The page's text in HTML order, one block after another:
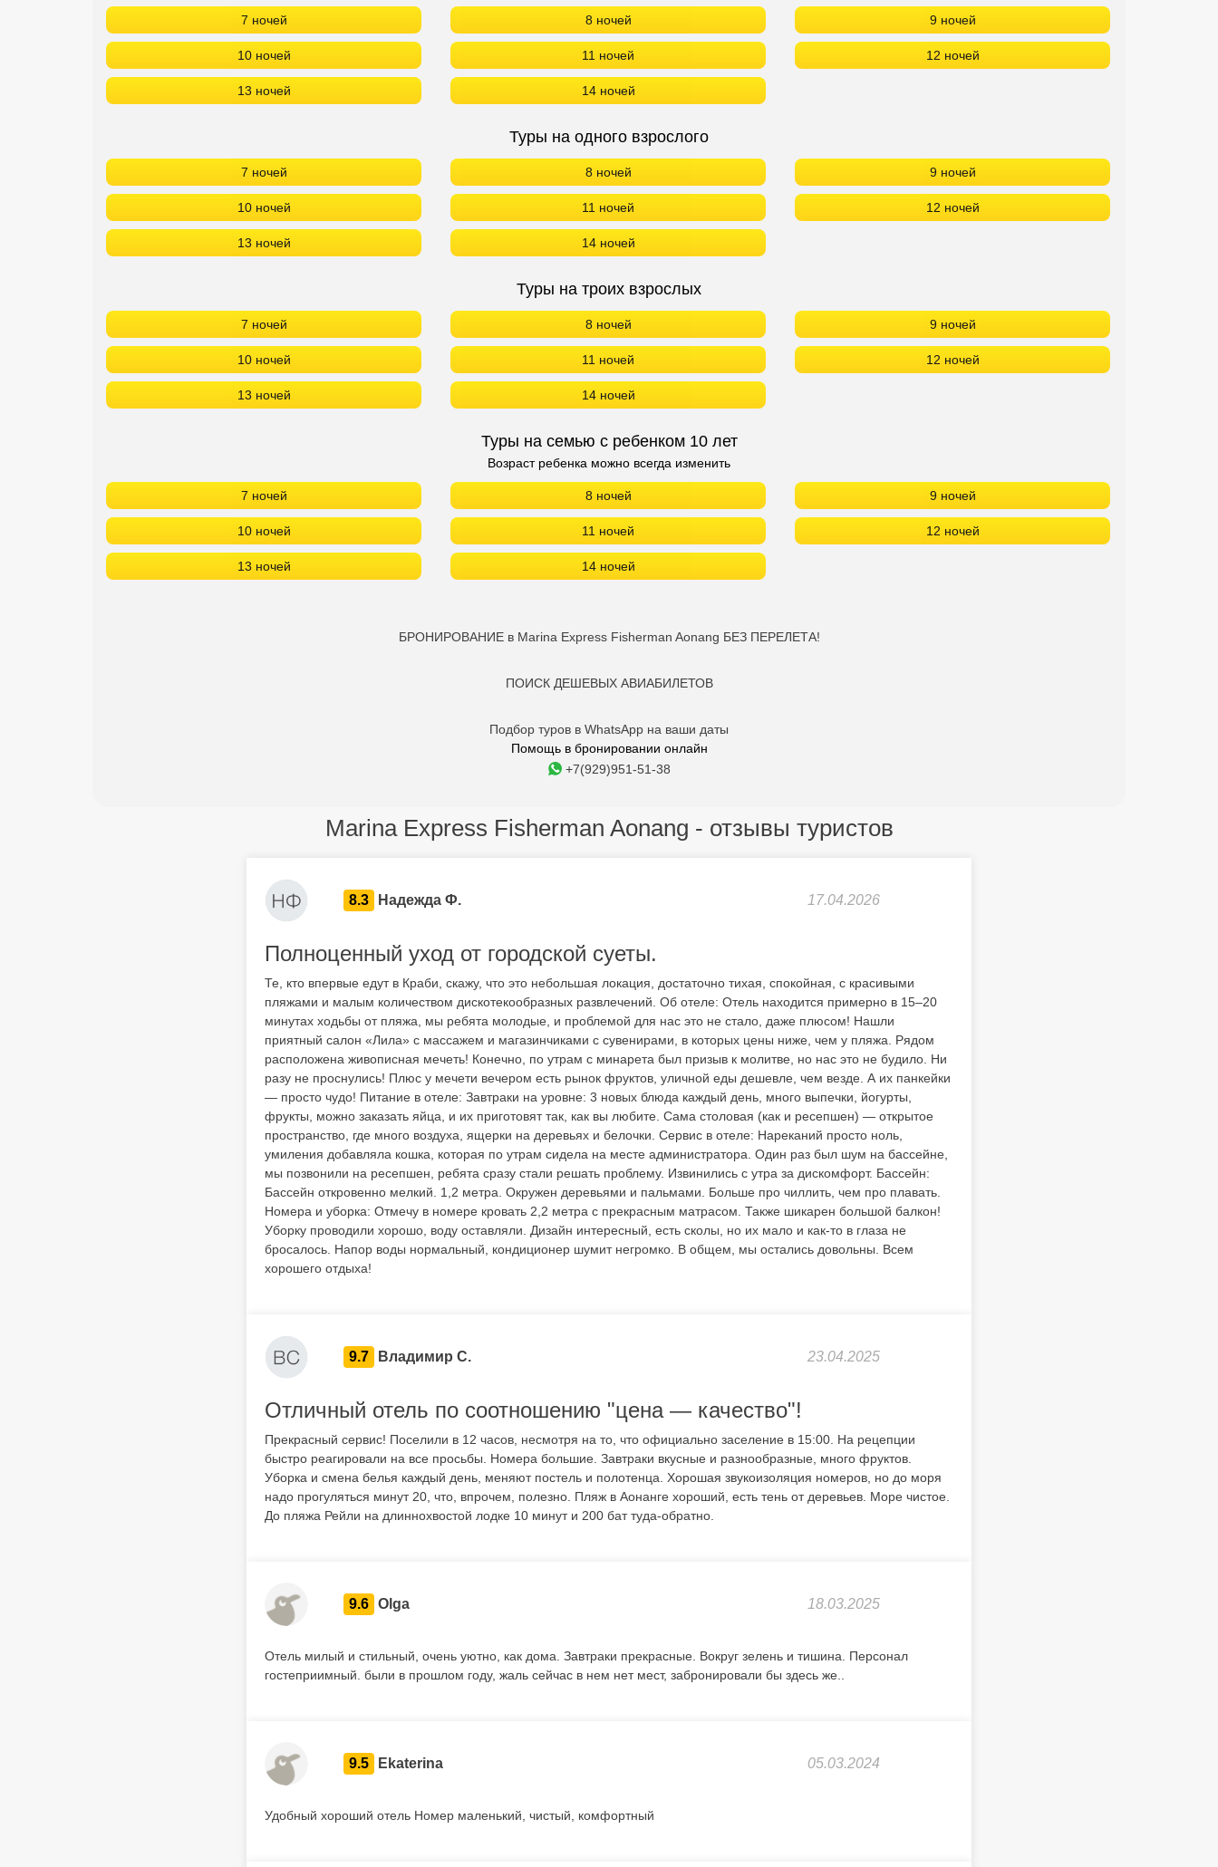
7 ночей 8 ночей 9 ночей
10 ночей 11 ночей 12 ночей
13 ночей 14 ночей
Туры на одного взрослого
7 ночей 8 ночей 9 ночей
10 ночей 11 ночей 12 ночей
13 ночей 14 ночей
Туры на троих взрослых
7 ночей 8 ночей 9 ночей
10 ночей 11 ночей 12 ночей
13 ночей 14 ночей
Туры на семью с ребенком 10 лет
Возраст ребенка можно всегда изменить
7 ночей 8 ночей 9 ночей
10 ночей 11 ночей 12 ночей
13 ночей 14 ночей
БРОНИРОВАНИЕ в Marina Express Fisherman Aonang БЕЗ ПЕРЕЛЕТА!
ПОИСК ДЕШЕВЫХ АВИАБИЛЕТОВ
Подбор туров в WhatsApp на ваши даты
Помощь в бронировании онлайн
+7(929)951-51-38
Marina Express Fisherman Aonang - отзывы туристов
8.3 Надежда Ф. 17.04.2026
Полноценный уход от городской суеты.
Те, кто впервые едут в Краби, скажу, что это небольшая локация, достаточно тихая, спокойная, с красивыми
пляжами и малым количеством дискотекообразных развлечений. Об отеле: Отель находится примерно в 15–20
минутах ходьбы от пляжа, мы ребята молодые, и проблемой для нас это не стало, даже плюсом! Нашли
приятный салон «Лила» с массажем и магазинчиками с сувенирами, в которых цены ниже, чем у пляжа. Рядом
расположена живописная мечеть! Конечно, по утрам с минарета был призыв к молитве, но нас это не будило. Ни
разу не проснулись! Плюс у мечети вечером есть рынок фруктов, уличной еды дешевле, чем везде. А их панкейки
— просто чудо! Питание в отеле: Завтраки на уровне: 3 новых блюда каждый день, много выпечки, йогурты,
фрукты, можно заказать яйца, и их приготовят так, как вы любите. Сама столовая (как и ресепшен) — открытое
пространство, где много воздуха, ящерки на деревьях и белочки. Сервис в отеле: Нареканий просто ноль,
умиления добавляла кошка, которая по утрам сидела на месте администратора. Один раз был шум на бассейне,
мы позвонили на ресепшен, ребята сразу стали решать проблему. Извинились с утра за дискомфорт. Бассейн:
Бассейн откровенно мелкий. 1,2 метра. Окружен деревьями и пальмами. Больше про чиллить, чем про плавать.
Номера и уборка: Отмечу в номере кровать 2,2 метра с прекрасным матрасом. Также шикарен большой балкон!
Уборку проводили хорошо, воду оставляли. Дизайн интересный, есть сколы, но их мало и как-то в глаза не
бросалось. Напор воды нормальный, кондиционер шумит негромко. В общем, мы остались довольны. Всем
хорошего отдыха!
9.7 Владимир С. 23.04.2025
Отличный отель по соотношению "цена — качество"!
Прекрасный сервис! Поселили в 12 часов, несмотря на то, что официально заселение в 15:00. На рецепции
быстро реагировали на все просьбы. Номера большие. Завтраки вкусные и разнообразные, много фруктов.
Уборка и смена белья каждый день, меняют постель и полотенца. Хорошая звукоизоляция номеров, но до моря
надо прогуляться минут 20, что, впрочем, полезно. Пляж в Аонанге хороший, есть тень от деревьев. Море чистое.
До пляжа Рейли на длиннохвостой лодке 10 минут и 200 бат туда-обратно.
9.6 Olga 18.03.2025
Отель милый и стильный, очень уютно, как дома. Завтраки прекрасные. Вокруг зелень и тишина. Персонал
гостеприимный. были в прошлом году, жаль сейчас в нем нет мест, забронировали бы здесь же..
9.5 Ekaterina 05.03.2024
Удобный хороший отель Номер маленький, чистый, комфортный
Сетевые отели Вьетнама
Сетевые отели Бали
Сетевые отели Сейшел
Сетевые отели Маврикия